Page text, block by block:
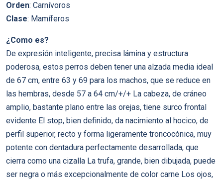
Orden: Carnívoros
Clase: Mamíferos
¿Como es?
De expresión inteligente, precisa lámina y estructura
poderosa, estos perros deben tener una alzada media ideal
de 67 cm, entre 63 y 69 para los machos, que se reduce en
las hembras, desde 57 a 64 cm/+/+ La cabeza, de cráneo
amplio, bastante plano entre las orejas, tiene surco frontal
evidente El stop, bien definido, da nacimiento al hocico, de
perfil superior, recto y forma ligeramente troncocónica, muy
potente con dentadura perfectamente desarrollada, que
cierra como una cizalla La trufa, grande, bien dibujada, puede
ser negra o más excepcionalmente de color carne Los ojos,